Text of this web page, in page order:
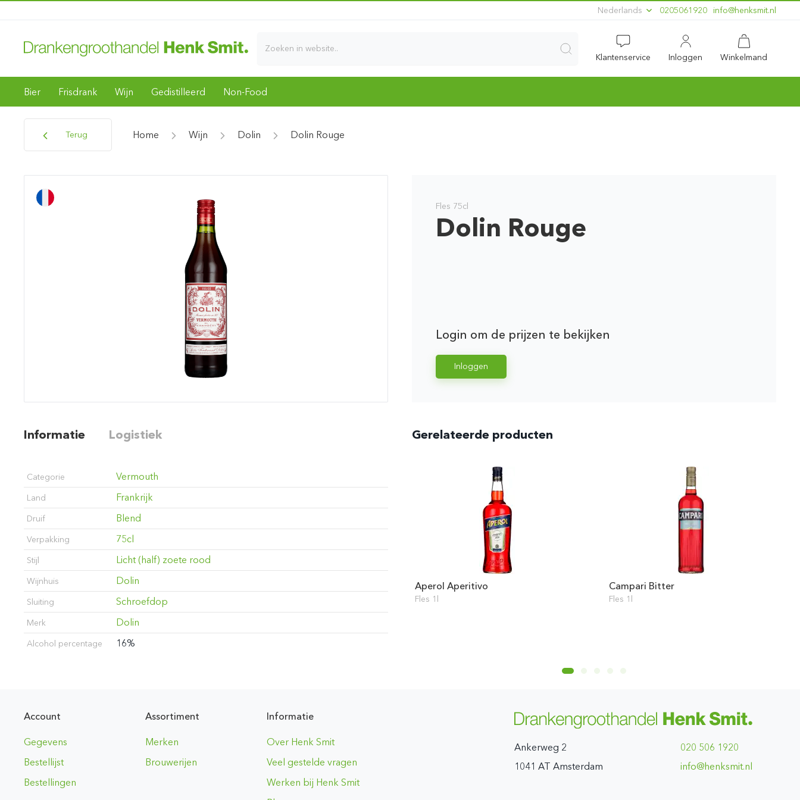
Nederlands 0205061920 ln.timskneh@ofni
Klantenservice Inloggen Winkelmand
Bier Frisdrank Wijn Gedistilleerd Non-Food
Terug Home Wijn Dolin Dolin Rouge
Fles 75cl
Dolin Rouge
Login om de prijzen te bekijken
Inloggen
Informatie Logistiek
Categorie Vermouth
Land Frankrijk
Druif Blend
Verpakking 75cl
Stijl Licht (half) zoete rood
Wijnhuis Dolin
Sluiting Schroefdop
Merk Dolin
Alcohol percentage 16%
Gerelateerde producten
Aperol Aperitivo
Fles 1l
Campari Bitter
Fles 1l
Account
Gegevens
Bestellijst
Bestellingen
Assortiment
Merken
Brouwerijen
Informatie
Over Henk Smit
Veel gestelde vragen
Werken bij Henk Smit
Ankerweg 2
1041 AT Amsterdam
020 506 1920
ln.timskneh@ofni